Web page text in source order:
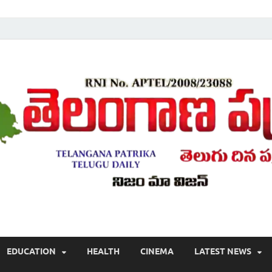
, తాజా వార్తలు , తెలుగు వార్తలు , బ్రేకింగ్ న్యూస్ తెలుగులో , తెలంగాణ లో తాజా
EDUCATION HEALTH CINEMA LATEST NEWS